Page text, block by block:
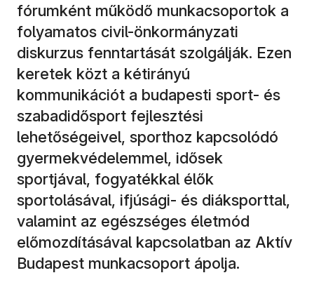
fórumként működő munkacsoportok a
folyamatos civil-önkormányzati
diskurzus fenntartását szolgálják. Ezen
keretek közt a kétirányú
kommunikációt a budapesti sport- és
szabadidősport fejlesztési
lehetőségeivel, sporthoz kapcsolódó
gyermekvédelemmel, idősek
sportjával, fogyatékkal élők
sportolásával, ifjúsági- és diáksporttal,
valamint az egészséges életmód
előmozdításával kapcsolatban az Aktív
Budapest munkacsoport ápolja.